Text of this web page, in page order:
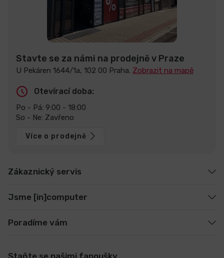
Stavte se za námi na prodejně v Praze
U Pekáren 1644/1a, 102 00 Praha. Zobrazit na mapě
Otevírací doba:
Po - Pá: 9:00 - 18:00
So - Ne: Zavřeno
Více o prodejně
Zákaznický servis
Jsme [in]computer
Poradíme vám
Staňte se našimi fanoušky